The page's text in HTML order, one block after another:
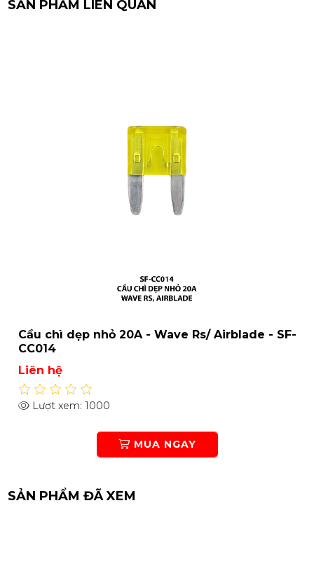
SẢN PHẨM LIÊN QUAN
- SF-
Cầu chì dẹp nhỏ 7.5A - Wave Rs/
Lượt xem: 1015
MUA NGAY
SẢN PHẨM ĐÃ XEM